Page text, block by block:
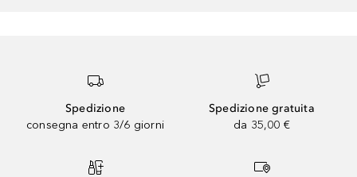
Spedizione
consegna entro 3/6 giorni
Spedizione gratuita
da 35,00 €